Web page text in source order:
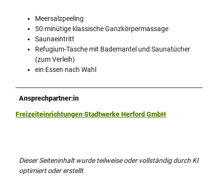
Meersalzpeeling
50-minütige klassische Ganzkörpermassage
Saunaeintritt
Refugium-Tasche mit Bademantel und Saunatücher
(zum Verleih)
ein Essen nach Wahl
Ansprechpartner:in
Freizeiteinrichtungen Stadtwerke Herford GmbH
Dieser Seiteninhalt wurde teilweise oder vollständig durch KI
optimiert oder erstellt.